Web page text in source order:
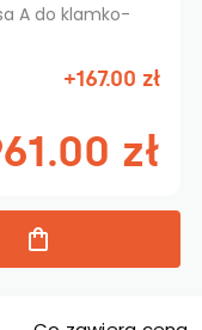
A do klamko-
+167.00 zł
zł